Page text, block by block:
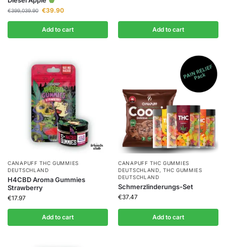
€399,039.90 €39.90
Add to cart Add to cart
CANAPUFF THC GUMMIES​
DEUTSCHLAND
H4CBD Aroma Gummies
Strawberry
€17.97
Add to cart
CANAPUFF THC GUMMIES​
DEUTSCHLAND,THC GUMMIES
DEUTSCHLAND
Schmerzlinderungs-Set
€37.47
Add to cart